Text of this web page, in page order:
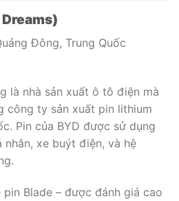
Đông, Trung Quốc
là nhà sản xuất ô tô điện mà
công ty sản xuất pin lithium
Pin của BYD được sử dụng
xe buýt điện, và hệ
Blade – được đánh giá cao